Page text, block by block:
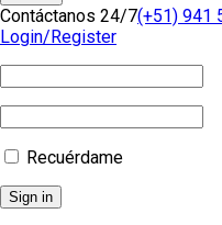
Contáctanos 24/7(+51) 941
Login/Register
Recuérdame